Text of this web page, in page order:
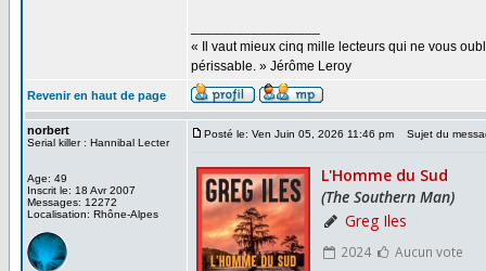
« Il vaut mieux cinq mille lecteurs qui ne vous
périssable. » Jérôme Leroy
Revenir en haut de page
norbert
Serial killer : Hannibal Lecter
Age: 49
Inscrit le: 18 Avr 2007
Messages: 12272
Localisation: Rhône-Alpes
Posté le: Ven Juin 05, 2026 11:46 pm Sujet du